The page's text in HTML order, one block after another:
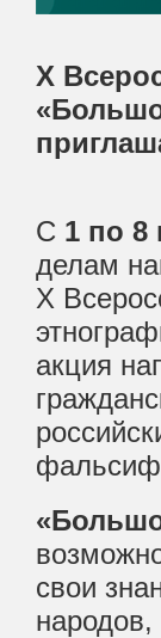
X
С 1 по 8
делам
X
акция
свои